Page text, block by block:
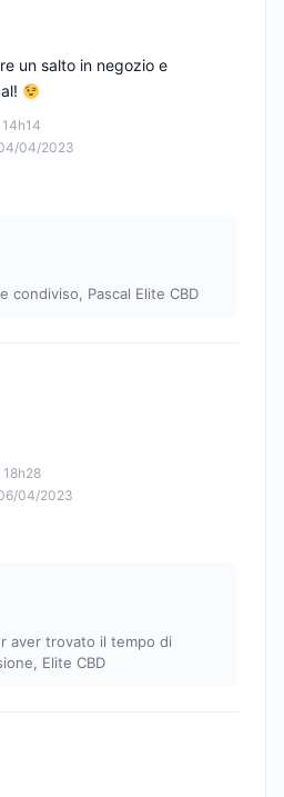
04/2023
un salto in negozio e
condiviso, Pascal Elite CBD
04/2023
aver trovato il tempo di
Elite CBD